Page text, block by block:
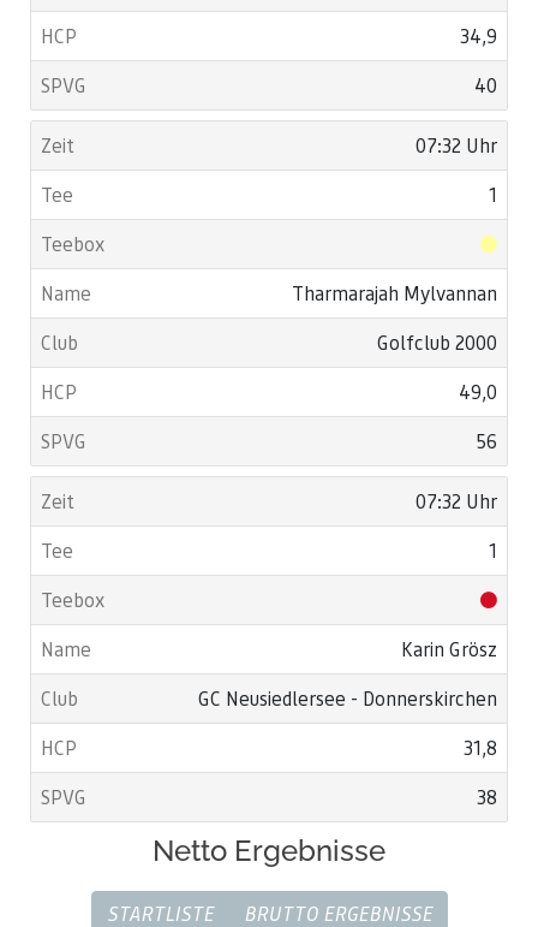
34,9
40
07:32 Uhr
1
Tharmarajah Mylvannan
Golfclub 2000
49,0
56
07:32 Uhr
1
Karin Grösz
GC Neusiedlersee - Donnerskirchen
31,8
38
Netto Ergebnisse
STARTLISTE BRUTTO ERGEBNISSE